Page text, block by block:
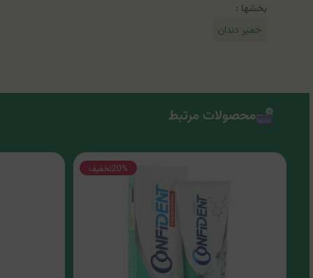
بخشها :
خمیر دندان
محصولات مرتبط
20%تخفیف